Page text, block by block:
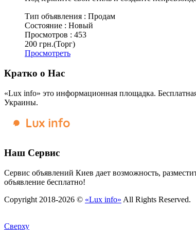
Тип объявления : Продам
Состояние : Новый
Просмотров : 453
200 грн.(Торг)
Просмотреть
Кратко о Нас
«Lux info» это информационная площадка.
Украины.
Наш Сервис
Сервис объявлений Киев дает возможность,
объявление бесплатно!
Copyright 2018-2026 © «Lux info» All Rights Reserved.
Сверху